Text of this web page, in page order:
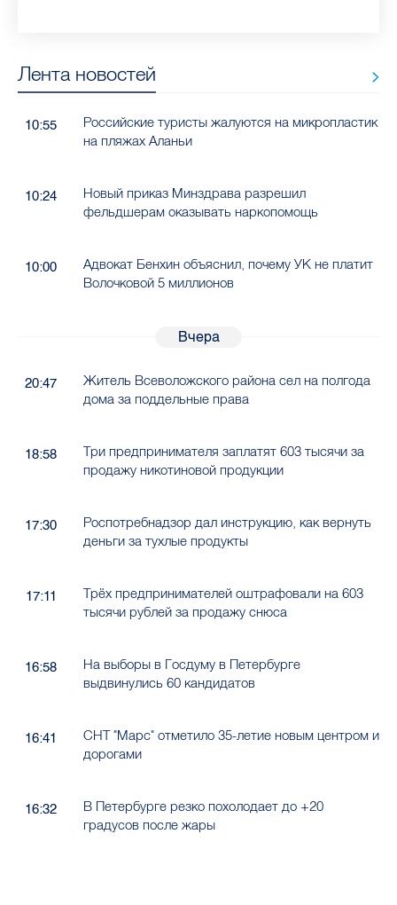
Лента новостей
10:55
Российские туристы жалуются на микропластик
на пляжах Аланьи
10:24
Новый приказ Минздрава разрешил
фельдшерам оказывать наркопомощь
10:00
Адвокат Бенхин объяснил, почему УК не платит
Волочковой 5 миллионов
Вчера
20:47
Житель Всеволожского района сел на полгода
дома за поддельные права
18:58
Три предпринимателя заплатят 603 тысячи за
продажу никотиновой продукции
17:30
Роспотребнадзор дал инструкцию, как вернуть
деньги за тухлые продукты
17:11
Трёх предпринимателей оштрафовали на 603
тысячи рублей за продажу снюса
16:58
На выборы в Госдуму в Петербурге
выдвинулись 60 кандидатов
16:41
СНТ "Марс" отметило 35-летие новым центром и
дорогами
16:32
В Петербурге резко похолодает до +20
градусов после жары